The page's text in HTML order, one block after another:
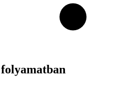
folyamatban